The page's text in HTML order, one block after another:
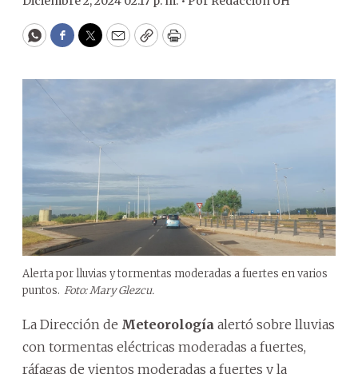
WhatsApp
Facebook
Twitter
EmailCopyPrint
Alerta por lluvias y tormentas moderadas a fuertes en varios
puntos. Foto: Mary Glezcu.
La Dirección de Meteorología alertó sobre lluvias
con tormentas eléctricas moderadas a fuertes,
ráfagas de vientos moderadas a fuertes y la